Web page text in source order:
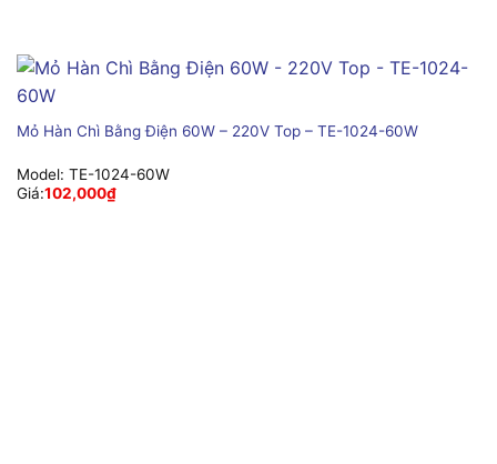
Mỏ Hàn Chì Bằng Điện 60W – 220V Top – TE-1024-60W
Model: TE-1024-60W
Giá:102,000₫